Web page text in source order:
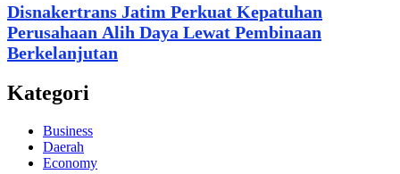
Disnakertrans Jatim Perkuat Kepatuhan
Perusahaan Alih Daya Lewat Pembinaan
Berkelanjutan
Kategori
Business
Daerah
Economy